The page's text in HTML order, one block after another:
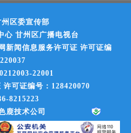
区委宣传部
心 甘州区广播电视台
新闻信息服务许可证 许可证编
22001
可证编号：128420070
8215223
鹿技术公司